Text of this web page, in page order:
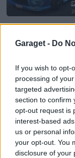
Garaget - Do
If you wish to opt-
processing of
targeted
section to confirm
opt-out request is
interest-based
us or personal
your opt-out. You
disclosure of your